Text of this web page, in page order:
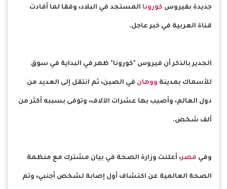
جديدة بفيروس كورونا المستجد في البلاد، وفقا لما أفادت
قناة العربية في خبر عاجل.
الجدير بالذكر أن فيروس "كورونا" ظهر في البداية في سوق
للأسماك بمدينة ووهان في الصين، ثم انتقل إلى العديد من
دول العالم، وأصيب بها عشرات الآلاف، وتوفى بسببه أكثر من
ألف شخص.
وفي مصر، أعلنت وزارة الصحة في بيان مشترك مع منظمة
الصحة العالمية عن اكتشاف أول إصابة لشخص أجنبي، وتم